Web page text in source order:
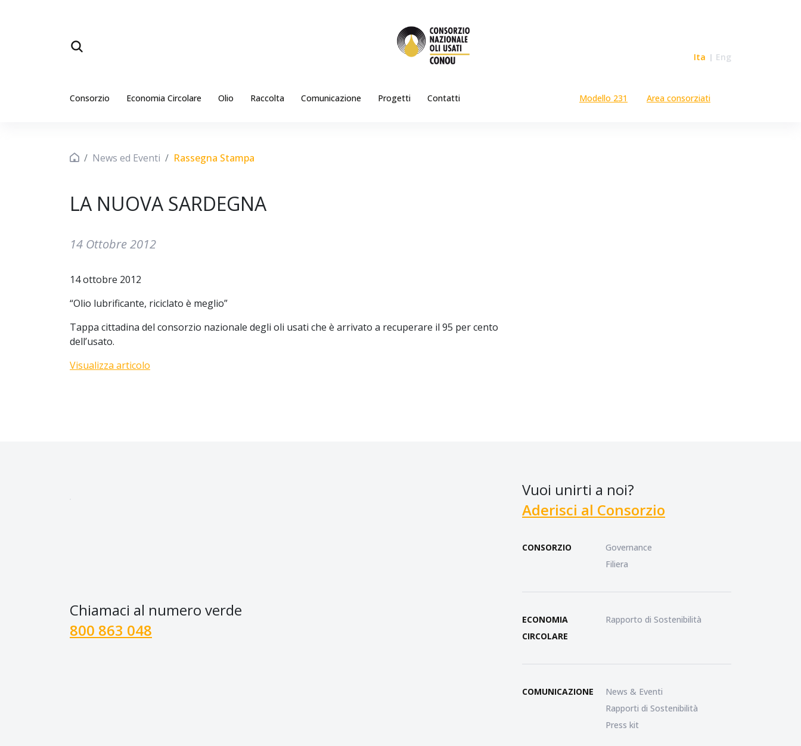
Ita Eng
Consorzio Economia Circolare Olio Raccolta Comunicazione Progetti Contatti Modello 231 Area consorziati
News ed Eventi Rassegna Stampa
LA NUOVA SARDEGNA
14 Ottobre 2012
14 ottobre 2012
“Olio lubrificante, riciclato è meglio”
Tappa cittadina del consorzio nazionale degli oli usati che è arrivato a recuperare il 95 per cento
dell’usato.
Visualizza articolo
Chiamaci al numero verde
800 863 048
Vuoi unirti a noi?
Aderisci al Consorzio
CONSORZIO
Governance
Filiera
ECONOMIA
CIRCOLARE
Rapporto di Sostenibilità
COMUNICAZIONE
News & Eventi
Rapporti di Sostenibilità
Press kit